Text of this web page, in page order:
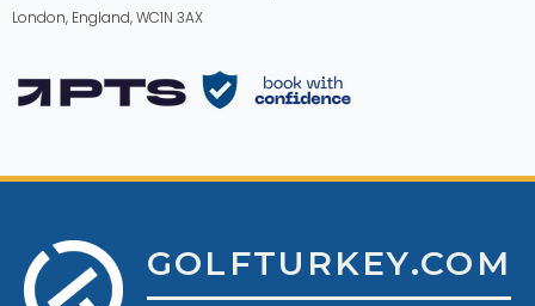
London, England, WC1N 3AX
GOLFTURKEY.COM